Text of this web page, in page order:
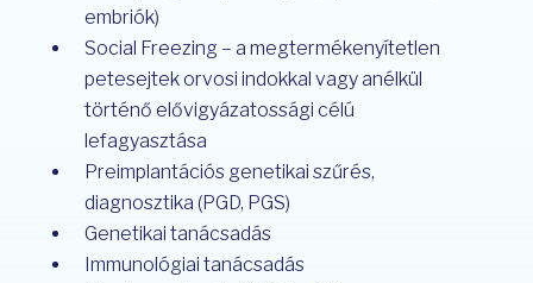
embriók)
Social Freezing – a megtermékenyítetlen
petesejtek orvosi indokkal vagy anélkül
történő elővigyázatossági célú
lefagyasztása
Preimplantációs genetikai szűrés,
diagnosztika (PGD, PGS)
Genetikai tanácsadás
Immunológiai tanácsadás